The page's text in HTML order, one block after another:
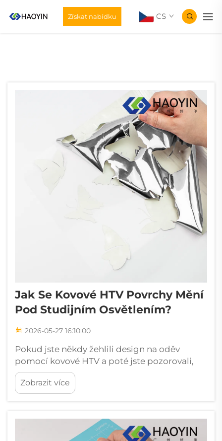
Získat nabídku CS
Jak Se Kovové HTV Povrchy Mění
Pod Studijním Osvětlením?
2026-05-27 16:10:00
Pokud jste někdy žehlili design na oděv
pomocí kovové HTV a poté jste pozorovali,
jak se dramaticky mění po umístění pod
studijní osvětlení, již víte, proč tento materiál
nadále fascinuje designéry, fotografy i tvůrce
Zobrazit více